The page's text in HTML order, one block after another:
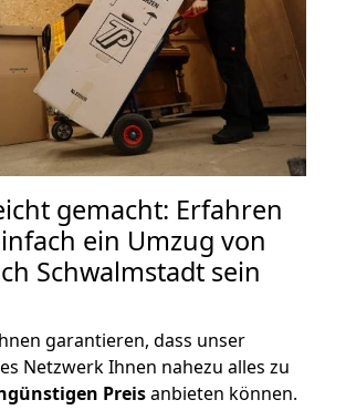
gemacht: Erfahren
ein Umzug von
Schwalmstadt sein
garantieren, dass unser
Netzwerk Ihnen nahezu alles zu
Preisanbieten können.